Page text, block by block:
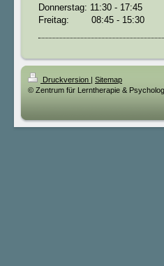
Donnerstag: 11:30 - 17:45
Freitag: 08:45 - 15:30
Druckversion | Sitemap
© Zentrum für Lerntherapie &